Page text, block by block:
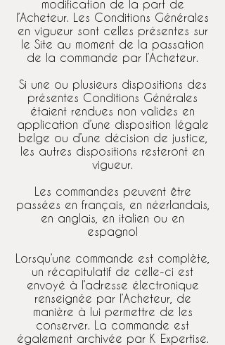
modification de la part de
l’Acheteur. Les Conditions Générales
en vigueur sont celles présentes sur
le Site au moment de la passation
de la commande par l’Acheteur.
Si une ou plusieurs dispositions des
présentes Conditions Générales
étaient rendues non valides en
application d’une disposition légale
belge ou d’une décision de justice,
les autres dispositions resteront en
vigueur.
Les commandes peuvent être
passées en français, en néerlandais,
en anglais, en italien ou en
espagnol
Lorsqu’une commande est complète,
un récapitulatif de celle-ci est
envoyé à l’adresse électronique
renseignée par l’Acheteur, de
manière à lui permettre de les
conserver. La commande est
également archivée par K Expertise.